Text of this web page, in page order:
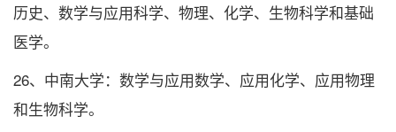
历史、数学与应用科学、物理、化学、生物科学和基础
医学。
26、中南大学：数学与应用数学、应用化学、应用物理
和生物科学。